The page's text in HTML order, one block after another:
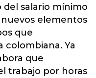
del salario mínimo
elementos
que
Ya
que
trabajo por horas